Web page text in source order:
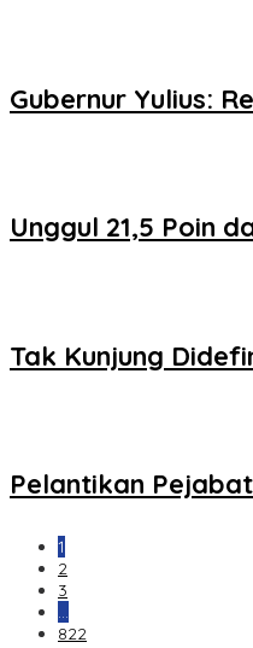
Gubernur Yulius:
Unggul 21,5 Poin
Tak Kunjung
Pelantikan
1
2
3
…
822